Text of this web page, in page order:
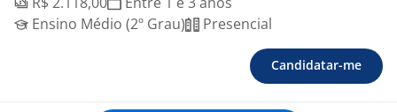
Ensino Médio (2º Grau)
Presencial
Candidatar-me